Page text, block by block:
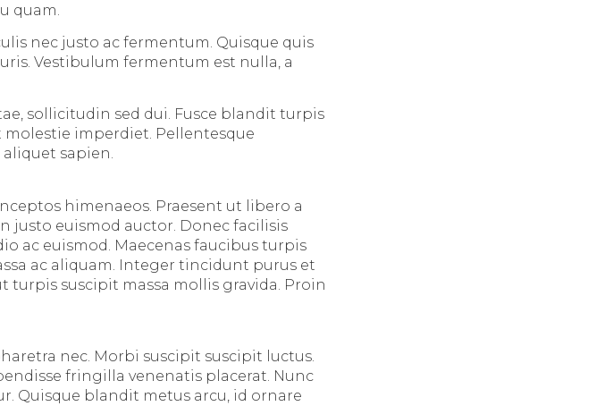
quam.
nec justo ac fermentum. Quisque quis
Vestibulum fermentum est nulla, a
sollicitudin sed dui. Fusce blandit turpis
imperdiet. Pellentesque
sapien.
himenaeos. Praesent ut libero a
justo euismod auctor. Donec facilisis
ac euismod. Maecenas faucibus turpis
ac aliquam. Integer tincidunt purus et
turpis suscipit massa mollis gravida. Proin
nec. Morbi suscipit suscipit luctus.
fringilla venenatis placerat. Nunc
Quisque blandit metus arcu, id ornare